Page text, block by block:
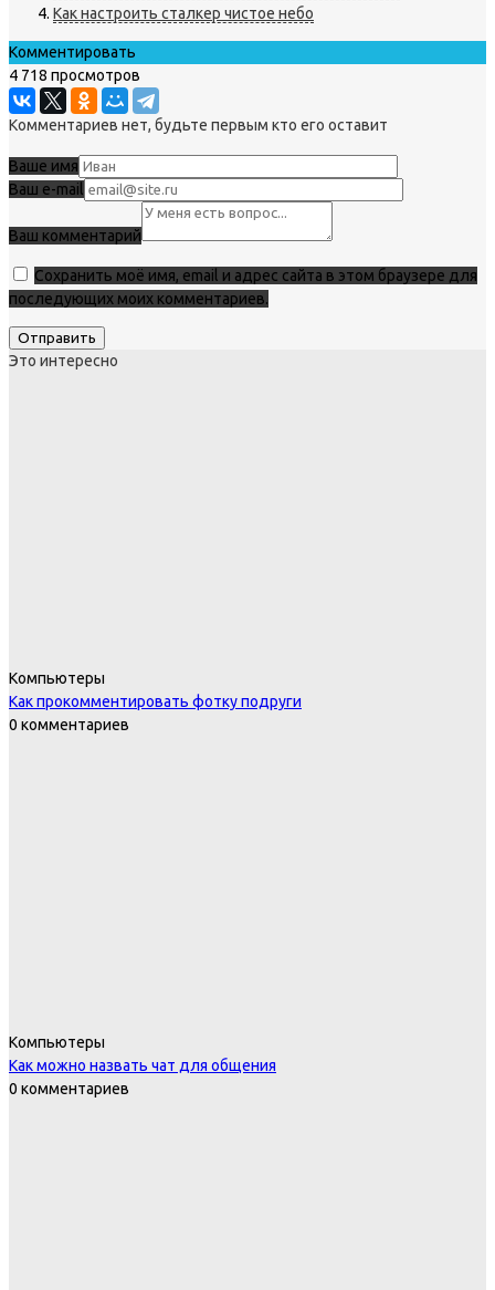
Как настроить сталкер чистое небо
Комментировать
4 718 просмотров
Комментариев нет, будьте первым кто его оставит
Ваше имя
Ваш e-mail
Ваш комментарий
Сохранить моё имя, email и адрес сайта в этом браузере для
последующих моих комментариев.
Это интересно
Компьютеры
Как прокомментировать фотку подруги
0 комментариев
Компьютеры
Как можно назвать чат для общения
0 комментариев